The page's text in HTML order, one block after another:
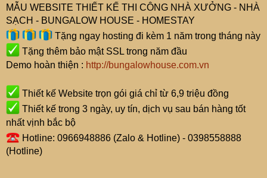
MẪU WEBSITE THIẾT KẾ THI CÔNG NHÀ XƯỞNG - NHÀ
SẠCH - BUNGALOW HOUSE - HOMESTAY
Tặng ngay hosting đi kèm 1 năm trong tháng này
Tặng thêm bảo mật SSL trong năm đầu
Demo hoàn thiện : http://bungalowhouse.com.vn
Thiết kế Website trọn gói giá chỉ từ 6,9 triệu đồng
Thiết kế trong 3 ngày, uy tín, dịch vụ sau bán hàng tốt
nhất vịnh bắc bộ
Hotline: 0966948886 (Zalo & Hotline) - 0398558888
(Hotline)